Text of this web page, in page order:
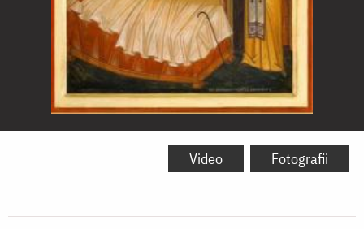
Sfântul
privind
Video Fotografii